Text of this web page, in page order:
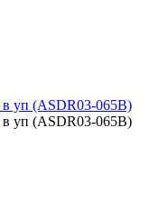
уп (ASDR03-065B)
уп (ASDR03-065B)